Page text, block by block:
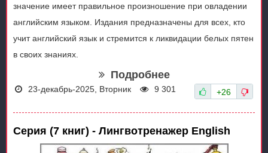
значение имеет правильное произношение при овладении
английским языком. Издания предназначены для всех, кто
учит английский язык и стремится к ликвидации белых пятен
в своих знаниях.
Подробнее
23-декабрь-2025, Вторник 9 301 +26
Серия (7 книг) - Лингвотренажер English